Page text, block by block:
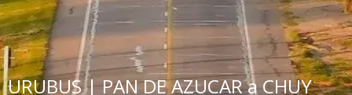
URUBUS | PAN DE AZUCAR a CHUY